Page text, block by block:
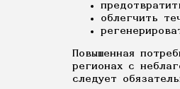
облегчить
Повышенная
регионах с
следует